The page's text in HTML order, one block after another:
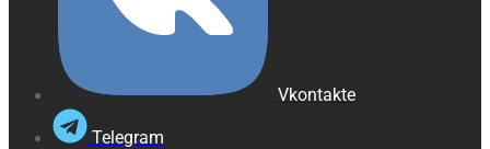
Vkontakte
Telegram